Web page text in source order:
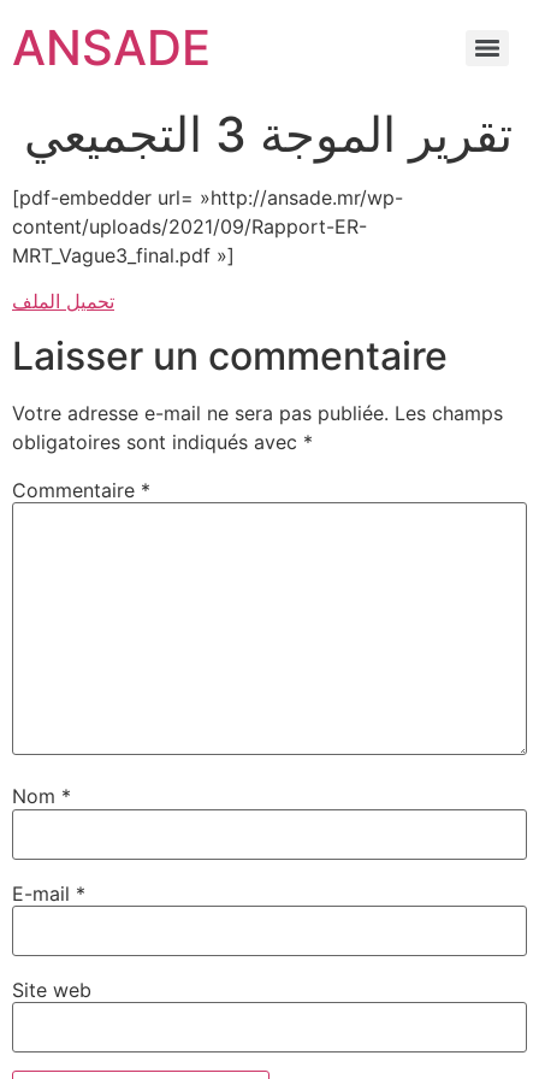
ANSADE
تقرير الموجة 3 التجميعي
[pdf-embedder url= »http://ansade.mr/wp-
content/uploads/2021/09/Rapport-ER-
MRT_Vague3_final.pdf »]
تحميل الملف
Laisser un commentaire
Votre adresse e-mail ne sera pas publiée. Les champs
obligatoires sont indiqués avec *
Commentaire *
Nom *
E-mail *
Site web